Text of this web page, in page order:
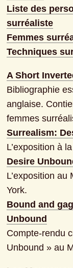
Liste des
surréaliste
Femmes
Techniques
A Short
Bibliographie
anglaise.
Surrealism:
L’exposition à
Desire
L’exposition
York.
Bound and
Unbound
Compte-rendu
Unbound » au